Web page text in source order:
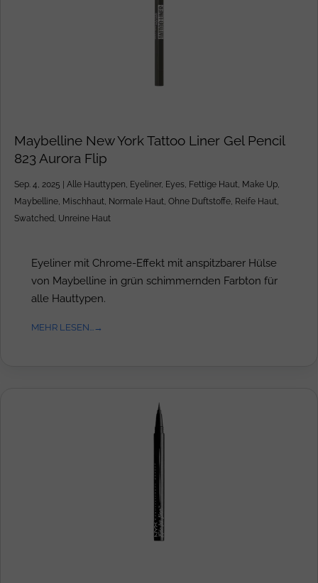
Maybelline New York Tattoo Liner Gel Pencil
823 Aurora Flip
Sep. 4, 2025 | Alle Hauttypen Eyeliner, Eyes Fettige Haut Make Up
Maybelline Mischhaut Normale Haut Ohne Duftstoffe Reife Haut
Swatched Unreine Haut
Eyeliner mit Chrome-Effekt mit anspitzbarer Hülse
von Maybelline in grün schimmernden Farbton für
alle Hauttypen.
MEHR LESEN...